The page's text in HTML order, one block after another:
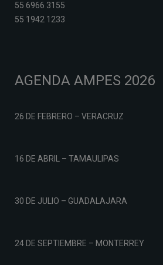
55 6966 3155
55 1942 1233
AGENDA AMPES 2026
26 DE FEBRERO – VERACRUZ
16 DE ABRIL – TAMAULIPAS
30 DE JULIO – GUADALAJARA
24 DE SEPTIEMBRE – MONTERREY